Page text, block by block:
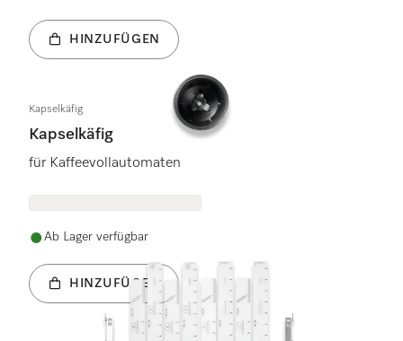
HINZUFÜGEN
Kapselkäfig
Kapselkäfig
für Kaffeevollautomaten
Ab Lager verfügbar
HINZUFÜGEN